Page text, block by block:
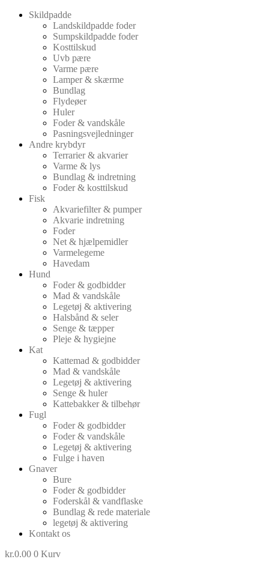
Skildpadde
Landskildpadde foder
Sumpskildpadde foder
Kosttilskud
Uvb pære
Varme pære
Lamper & skærme
Bundlag
Flydeøer
Huler
Foder & vandskåle
Pasningsvejledninger
Andre krybdyr
Terrarier & akvarier
Varme & lys
Bundlag & indretning
Foder & kosttilskud
Fisk
Akvariefilter & pumper
Akvarie indretning
Foder
Net & hjælpemidler
Varmelegeme
Havedam
Hund
Foder & godbidder
Mad & vandskåle
Legetøj & aktivering
Halsbånd & seler
Senge & tæpper
Pleje & hygiejne
Kat
Kattemad & godbidder
Mad & vandskåle
Legetøj & aktivering
Senge & huler
Kattebakker & tilbehør
Fugl
Foder & godbidder
Foder & vandskåle
Legetøj & aktivering
Fulge i haven
Gnaver
Bure
Foder & godbidder
Foderskål & vandflaske
Bundlag & rede materiale
legetøj & aktivering
Kontakt os
kr.0.00 0 Kurv